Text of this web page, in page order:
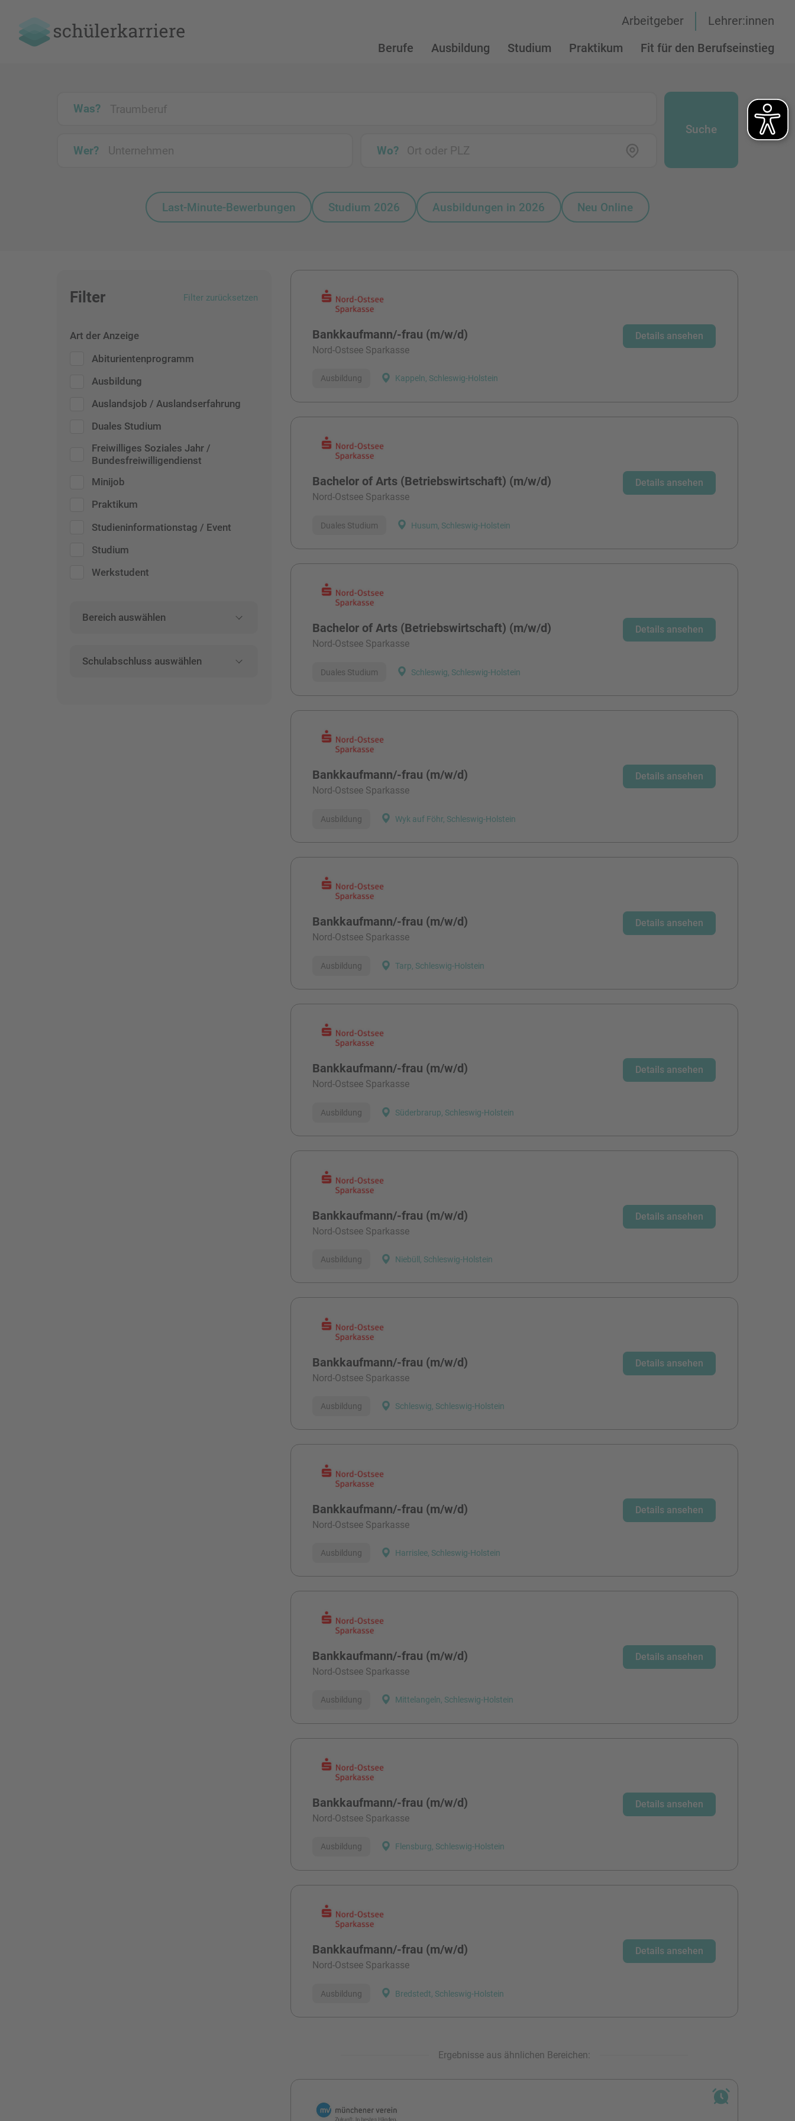
Berufe Ausbildung Studium Praktikum Fit für den Berufseinstieg
Arbeitgeber Lehrer:innen
Was?
Wer? Wo?
Suche
Last-Minute-Bewerbungen Studium 2026 Ausbildungen in 2026 Neu Online
Filter Filter zurücksetzen
Art der Anzeige
Abiturientenprogramm
Ausbildung
Auslandsjob / Auslandserfahrung
Duales Studium
Freiwilliges Soziales Jahr /
Bundesfreiwilligendienst
Minijob
Praktikum
Studieninformationstag / Event
Studium
Werkstudent
Bereich auswählen
Schulabschluss auswählen
Alle Stellen
Bankkaufmann/-frau (m/w/d)
Nord-Ostsee Sparkasse
Kappeln, Schleswig-Holstein
Ausbildung
Details ansehen
Bachelor of Arts (Betriebswirtschaft) (m/w/d)
Nord-Ostsee Sparkasse
Husum, Schleswig-Holstein
Duales Studium
Details ansehen
Bachelor of Arts (Betriebswirtschaft) (m/w/d)
Nord-Ostsee Sparkasse
Schleswig, Schleswig-Holstein
Duales Studium
Details ansehen
Bankkaufmann/-frau (m/w/d)
Nord-Ostsee Sparkasse
Wyk auf Föhr, Schleswig-Holstein
Ausbildung
Details ansehen
Bankkaufmann/-frau (m/w/d)
Nord-Ostsee Sparkasse
Tarp, Schleswig-Holstein
Ausbildung
Details ansehen
Bankkaufmann/-frau (m/w/d)
Nord-Ostsee Sparkasse
Süderbrarup, Schleswig-Holstein
Ausbildung
Details ansehen
Bankkaufmann/-frau (m/w/d)
Nord-Ostsee Sparkasse
Niebüll, Schleswig-Holstein
Ausbildung
Details ansehen
Bankkaufmann/-frau (m/w/d)
Nord-Ostsee Sparkasse
Schleswig, Schleswig-Holstein
Ausbildung
Details ansehen
Bankkaufmann/-frau (m/w/d)
Nord-Ostsee Sparkasse
Harrislee, Schleswig-Holstein
Ausbildung
Details ansehen
Bankkaufmann/-frau (m/w/d)
Nord-Ostsee Sparkasse
Mittelangeln, Schleswig-Holstein
Ausbildung
Details ansehen
Bankkaufmann/-frau (m/w/d)
Nord-Ostsee Sparkasse
Flensburg, Schleswig-Holstein
Ausbildung
Details ansehen
Bankkaufmann/-frau (m/w/d)
Nord-Ostsee Sparkasse
Bredstedt, Schleswig-Holstein
Ausbildung
Details ansehen
Ergebnisse aus ähnlichen Bereichen: